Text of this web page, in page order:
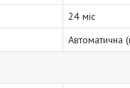
24 міс
Автоматична